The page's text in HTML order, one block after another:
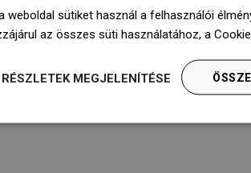
weboldal sütiket használ a felhasználói
az összes süti használatához, a
RÉSZLETEK MEGJELENÍTÉSE